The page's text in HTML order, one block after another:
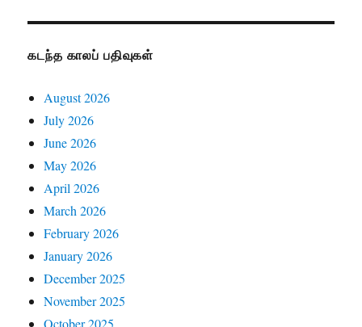
கடந்த காலப் பதிவுகள்
August 2026
July 2026
June 2026
May 2026
April 2026
March 2026
February 2026
January 2026
December 2025
November 2025
October 2025